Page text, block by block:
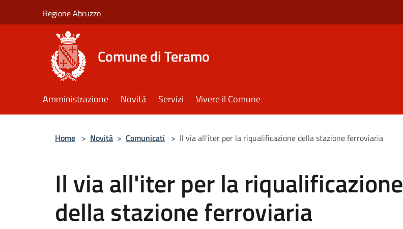
Regione Abruzzo
Comune di Teramo
Amministrazione Novità Servizi Vivere il Comune
Home > Novità > Comunicati > Il via all'iter per la riqualificazione della stazione ferroviaria
Il via all'iter per la riqualificazione
della stazione ferroviaria